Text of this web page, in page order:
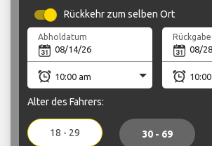
Rückkehr zum selben Ort
Abholdatum
Alter des Fahrers:
18 - 29 30 - 69